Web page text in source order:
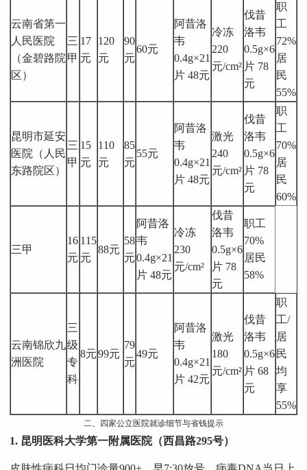
云南省第一
人民医院
（金碧路院
区）
三
甲
17
元
120
元
90
元
60元
阿昔洛
韦
0.4g×21
片 48元
冷冻
220
元/cm²
伐昔
洛韦
0.5g×6
片 78
元
职
工
72%
居
民
55%
昆明市延安
医院（人民
东路院区）
三
甲
15
元
110
元
85
元
55元
阿昔洛
韦
0.4g×21
片 48元
激光
240
元/cm²
伐昔
洛韦
0.5g×6
片 78
元
职
工
70%
居
民
60%
三甲
16
元
115
元
88元
58
元
阿昔洛
韦
0.4g×21
片 48元
冷冻
230
元/cm²
伐昔
洛韦
0.5g×6
片 78
元
职工
70%
居民
58%
云南锦欣九
洲医院
三
级
专
科
8元99元
79
元
49元
阿昔洛
韦
0.4g×21
片 42元
激光
180
元/cm²
伐昔
洛韦
0.5g×6
片 68
元
职
工/
居
民
均
享
55%
二、四家公立医院就诊细节与省钱提示
1. 昆明医科大学第一附属医院（西昌路295号）